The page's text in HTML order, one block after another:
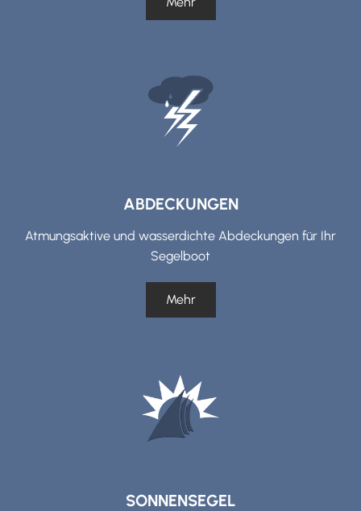
ABDECKUNGEN
Atmungsaktive und wasserdichte Abdeckungen für Ihr
Segelboot
Mehr
SONNENSEGEL